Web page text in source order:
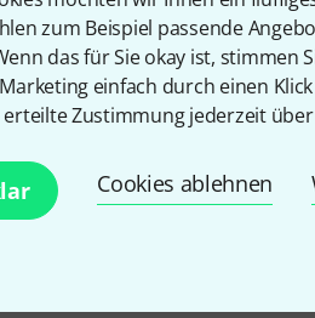
zum Beispiel passende
das für Sie okay ist, stimmen
einfach durch einen Klick
Zustimmung jederzeit
Cookies ablehnen